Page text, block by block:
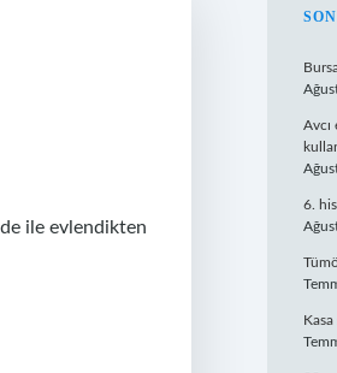
ile evlendikten
Avcı
6.
Kasa